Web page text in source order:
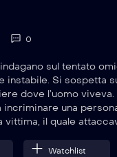
0
sul tentato
instabile. Si sospetta
dove l’uomo
incriminare una
vittima, il quale
Watchlist